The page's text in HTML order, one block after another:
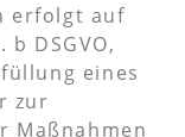
erfolgt auf
DSGVO,
eines
zur
Maßnahmen